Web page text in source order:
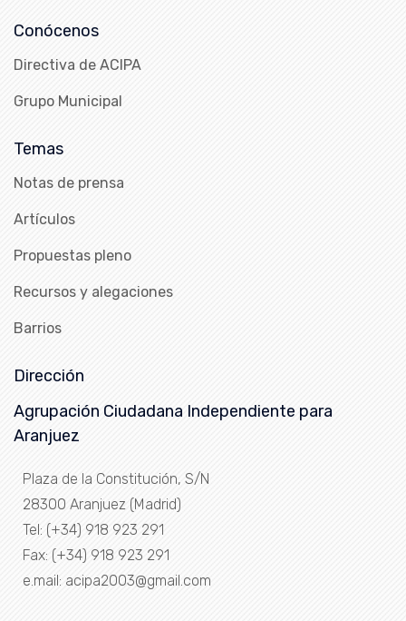
Conócenos
Directiva de ACIPA
Grupo Municipal
Temas
Notas de prensa
Artículos
Propuestas pleno
Recursos y alegaciones
Barrios
Dirección
Agrupación Ciudadana Independiente para
Aranjuez
Plaza de la Constitución, S/N
28300 Aranjuez (Madrid)
Tel: (+34) 918 923 291
Fax: (+34) 918 923 291
e.mail: acipa2003@gmail.com